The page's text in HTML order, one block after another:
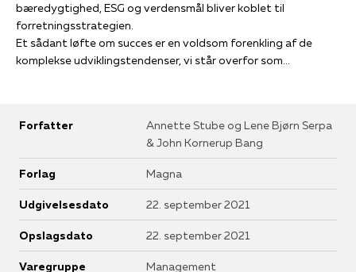
bæredygtighed, ESG og verdensmål bliver koblet til
forretningsstrategien.
Et sådant løfte om succes er en voldsom forenkling af de
komplekse udviklingstendenser, vi står overfor som
herigennem bidrage til en bæredygtig samfundsudvikling og
Ingen anden økonomisk kraft kan skalere, som virksomhederne
kan, og ingen andre kan bringe den påkrævede innovations-
forandrings- og eksekveringskraft i spil.
Det udvider ledelsesopgaven. Bestyrelsen og direktionen skal
definere, hvilke risici og handlemuligheder de vil prioritere i
Forfatter
Annette Stube og Lene Bjørn Serpa
& John Kornerup Bang
Forlag Magna
Udgivelsesdato 22. september 2021
Opslagsdato 22. september 2021
Varegruppe Management